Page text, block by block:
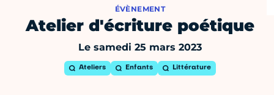
ÉVÈNEMENT
Atelier d'écriture poétique
Le samedi 25 mars 2023
Ateliers Enfants Littérature